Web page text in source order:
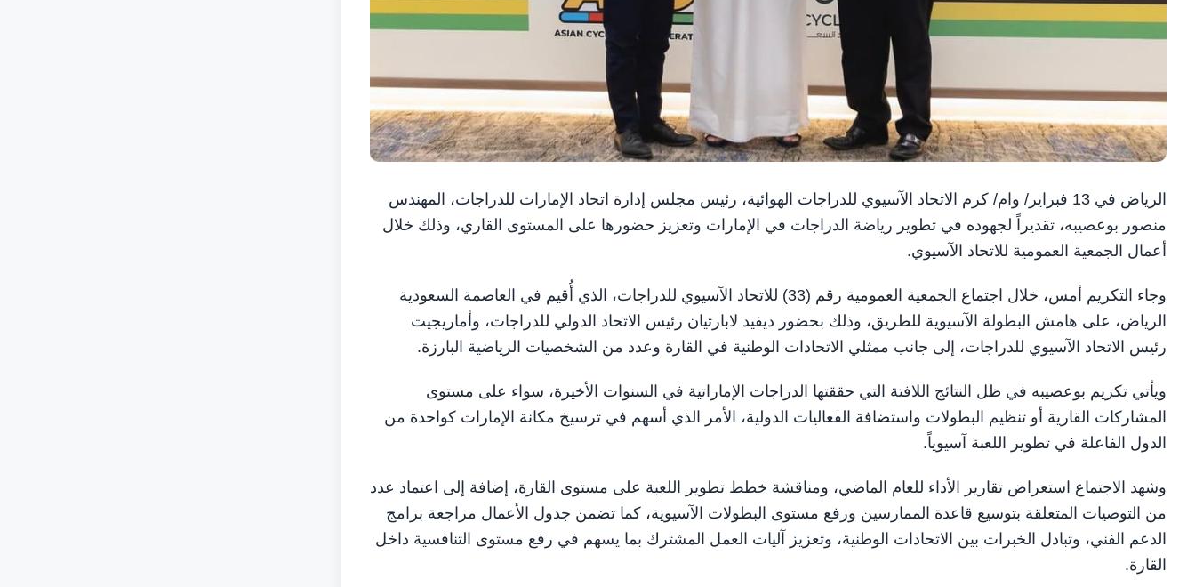
الرياض في 13 فبراير/ وام/ كرم الاتحاد الآسيوي للدراجات الهوائية، رئيس مجلس إدارة اتحاد الإمارات للدراجات، المهندس
منصور بوعصيبه، تقديراً لجهوده في تطوير رياضة الدراجات في الإمارات وتعزيز حضورها على المستوى القاري، وذلك خلال
أعمال الجمعية العمومية للاتحاد الآسيوي.
وجاء التكريم أمس، خلال اجتماع الجمعية العمومية رقم (33) للاتحاد الآسيوي للدراجات، الذي أُقيم في العاصمة السعودية
الرياض، على هامش البطولة الآسيوية للطريق، وذلك بحضور ديفيد لابارتيان رئيس الاتحاد الدولي للدراجات، وأماريجيت
رئيس الاتحاد الآسيوي للدراجات، إلى جانب ممثلي الاتحادات الوطنية في القارة وعدد من الشخصيات الرياضية البارزة.
ويأتي تكريم بوعصيبه في ظل النتائج اللافتة التي حققتها الدراجات الإماراتية في السنوات الأخيرة، سواء على مستوى
المشاركات القارية أو تنظيم البطولات واستضافة الفعاليات الدولية، الأمر الذي أسهم في ترسيخ مكانة الإمارات كواحدة من
الدول الفاعلة في تطوير اللعبة آسيوياً.
وشهد الاجتماع استعراض تقارير الأداء للعام الماضي، ومناقشة خطط تطوير اللعبة على مستوى القارة، إضافة إلى اعتماد عدد
من التوصيات المتعلقة بتوسيع قاعدة الممارسين ورفع مستوى البطولات الآسيوية، كما تضمن جدول الأعمال مراجعة برامج
الدعم الفني، وتبادل الخبرات بين الاتحادات الوطنية، وتعزيز آليات العمل المشترك بما يسهم في رفع مستوى التنافسية داخل
القارة.